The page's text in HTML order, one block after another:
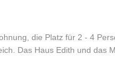
die Platz für 2 - 4
Das Haus Edith und das